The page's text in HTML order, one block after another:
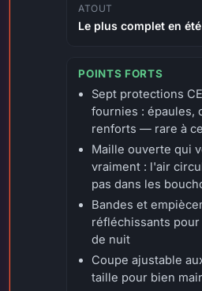
ATOUT
Le plus complet en été
POINTS FORTS
Sept protections
fournies : épaules,
renforts — rare à
Maille ouverte qui
vraiment : l'air
pas dans les
Bandes et
réfléchissants
de nuit
Coupe ajustable
taille pour bien